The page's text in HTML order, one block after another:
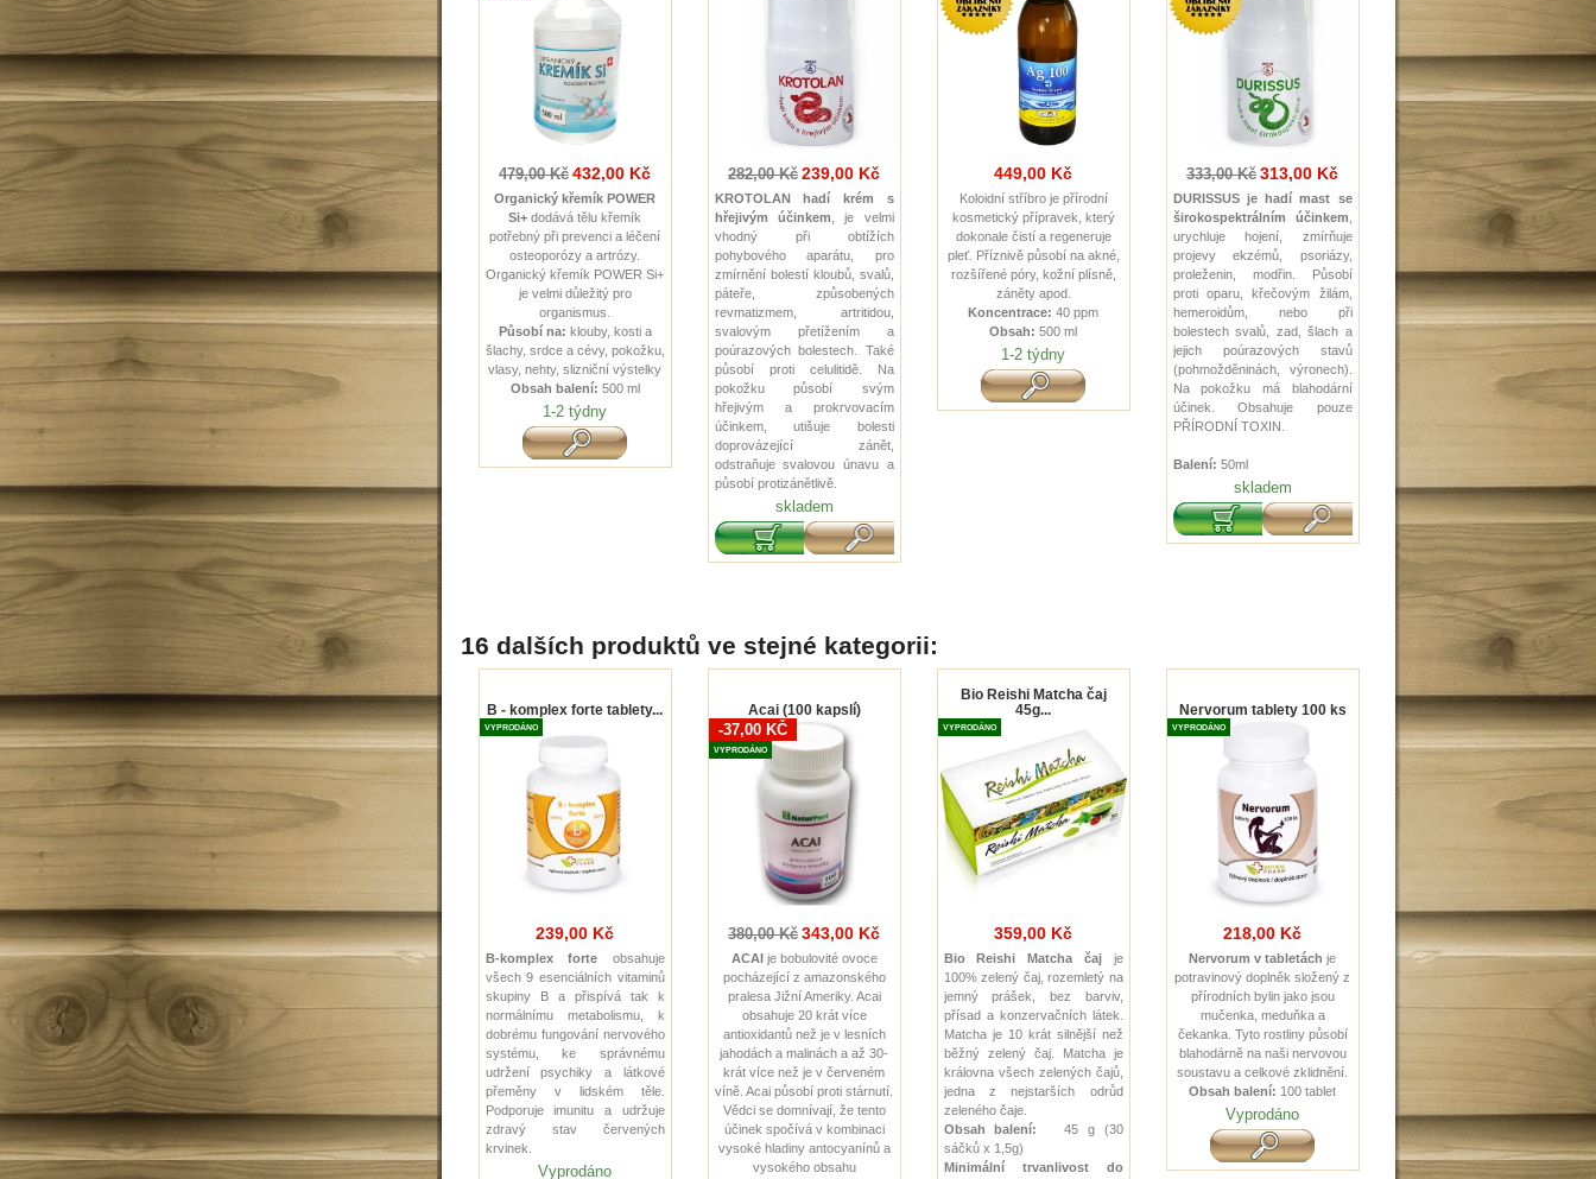
479,00 Kč 432,00 Kč
Organický křemík POWER
Si+ dodává tělu křemík
potřebný při prevenci a léčení
osteoporózy a artrózy.
Organický křemík POWER Si+
je velmi důležitý pro
organismus.
Působí na: klouby, kosti a
šlachy, srdce a cévy, pokožku,
vlasy, nehty, slizniční výstelky
Obsah balení: 500 ml
1-2 týdny
282,00 Kč 239,00 Kč
KROTOLAN hadí krém s
hřejivým účinkem, je velmi
vhodný při obtížích
pohybového aparátu, pro
zmírnění bolestí kloubů, svalů,
páteře, způsobených
revmatizmem, artritidou,
svalovým přetížením a
poúrazových bolestech. Také
působí proti celulitidě. Na
pokožku působí svým
hřejivým a prokrvovacím
účinkem, utišuje bolesti
doprovázející zánět,
odstraňuje svalovou únavu a
působí protizánětlivě.
skladem
449,00 Kč
Koloidní stříbro je přírodní
kosmetický přípravek, který
dokonale čistí a regeneruje
pleť. Příznivě působí na akné,
rozšířené póry, kožní plísně,
záněty apod.
Koncentrace: 40 ppm
Obsah: 500 ml
1-2 týdny
333,00 Kč 313,00 Kč
DURISSUS je hadí mast se
širokospektrálním účinkem,
urychluje hojení, zmírňuje
projevy ekzémů, psoriázy,
proleženin, modřin. Působí
proti oparu, křečovým žilám,
hemeroidům, nebo při
bolestech svalů, zad, šlach a
jejich poúrazových stavů
(pohmožděninách, výronech).
Na pokožku má blahodární
účinek. Obsahuje pouze
PŘÍRODNÍ TOXIN.
Balení: 50ml
skladem
16 dalších produktů ve stejné kategorii:
B - komplex forte tablety...
VYPRODÁNO
239,00 Kč
B-komplex forte obsahuje
všech 9 esenciálních vitaminů
skupiny B a přispívá tak k
normálnímu metabolismu, k
dobrému fungování nervového
systému, ke správnému
udržení psychiky a látkové
přeměny v lidském těle.
Podporuje imunitu a udržuje
zdravý stav červených
krvinek.
Vyprodáno
Acai (100 kapslí)
-37,00 KČ
VYPRODÁNO
380,00 Kč 343,00 Kč
ACAI je bobulovité ovoce
pocházející z amazonského
pralesa Jižní Ameriky. Acai
obsahuje 20 krát více
antioxidantů než je v lesních
jahodách a malinách a až 30-
krát více než je v červeném
víně. Acai působí proti stárnutí.
Vědci se domnívají, že tento
účinek spočívá v kombinaci
vysoké hladiny antocyanínů a
vysokého obsahu
Bio Reishi Matcha čaj
45g...
VYPRODÁNO
359,00 Kč
Bio Reishi Matcha čajje
100% zelený čaj, rozemletý na
jemný prášek, bez barviv,
přísad a konzervačních látek.
Matcha je 10 krát silnější než
běžný zelený čaj.
Matcha je
královna všech zelených čajů,
jedna z nejstarších odrůd
zeleného čaje.
Obsah balení:
45 g (30
sáčků x 1,5g)
Minimální trvanlivost do
Nervorum tablety 100 ks
VYPRODÁNO
218,00 Kč
Nervorum v tabletách je
potravinový doplněk složený z
přírodních bylin jako jsou
mučenka, meduňka a
čekanka. Tyto rostliny působí
blahodárně na naši nervovou
soustavu a celkové zklidnění.
Obsah balení: 100 tablet
Vyprodáno